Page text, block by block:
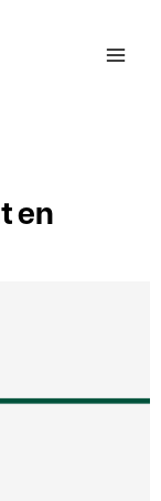
en